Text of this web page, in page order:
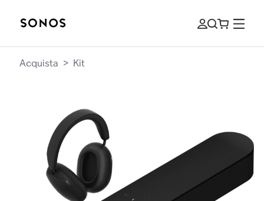
Acquista > Kit